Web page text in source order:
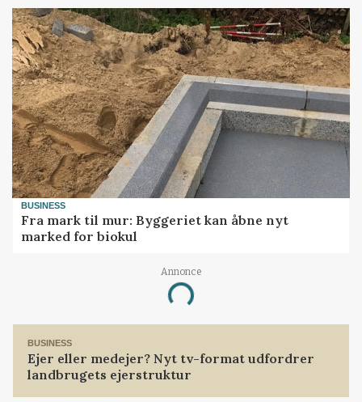
BUSINESS
Fra mark til mur: Byggeriet kan åbne nyt
marked for biokul
Annonce
Loading...
BUSINESS
Ejer eller medejer? Nyt tv-format udfordrer
landbrugets ejerstruktur